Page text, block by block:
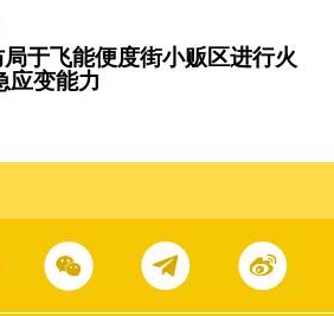
于飞能便度街小贩区进行火
应变能力